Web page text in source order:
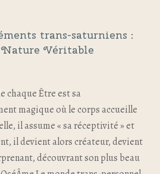
trans-saturniens :
Véritable
chaque Être est sa
magique où le corps accueille
il assume « sa réceptivité » et
il devient alors créateur, devient
découvrant son plus beau